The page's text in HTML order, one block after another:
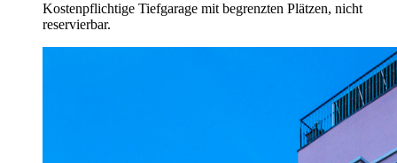
Kostenpflichtige Tiefgarage mit begrenzten Plätzen, nicht
reservierbar.